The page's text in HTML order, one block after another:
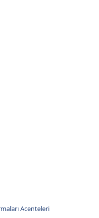
Acenteleri